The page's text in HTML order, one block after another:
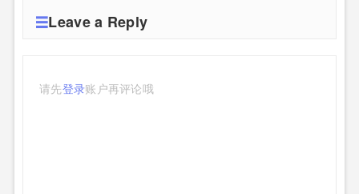
Leave a Reply
请先登录账户再评论哦